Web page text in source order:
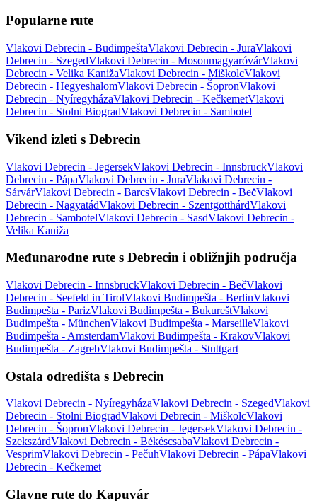
Popularne rute
Vlakovi Debrecin - BudimpeštaVlakovi Debrecin - JuraVlakovi
Debrecin - SzegedVlakovi Debrecin - MosonmagyaróvárVlakovi
Debrecin - Velika KanižaVlakovi Debrecin - MiškolcVlakovi
Debrecin - HegyeshalomVlakovi Debrecin - ŠopronVlakovi
Debrecin - NyíregyházaVlakovi Debrecin - KečkemetVlakovi
Debrecin - Stolni BiogradVlakovi Debrecin - Sambotel
Vikend izleti s Debrecin
Vlakovi Debrecin - JegersekVlakovi Debrecin - InnsbruckVlakovi
Debrecin - PápaVlakovi Debrecin - JuraVlakovi Debrecin -
SárvárVlakovi Debrecin - BarcsVlakovi Debrecin - BečVlakovi
Debrecin - NagyatádVlakovi Debrecin - SzentgotthárdVlakovi
Debrecin - SambotelVlakovi Debrecin - SasdVlakovi Debrecin -
Velika Kaniža
Međunarodne rute s Debrecin i obližnjih područja
Vlakovi Debrecin - InnsbruckVlakovi Debrecin - BečVlakovi
Debrecin - Seefeld in TirolVlakovi Budimpešta - BerlinVlakovi
Budimpešta - ParizVlakovi Budimpešta - BukureštVlakovi
Budimpešta - MünchenVlakovi Budimpešta - MarseilleVlakovi
Budimpešta - AmsterdamVlakovi Budimpešta - KrakovVlakovi
Budimpešta - ZagrebVlakovi Budimpešta - Stuttgart
Ostala odredišta s Debrecin
Vlakovi Debrecin - NyíregyházaVlakovi Debrecin - SzegedVlakovi
Debrecin - Stolni BiogradVlakovi Debrecin - MiškolcVlakovi
Debrecin - ŠopronVlakovi Debrecin - JegersekVlakovi Debrecin -
SzekszárdVlakovi Debrecin - BékéscsabaVlakovi Debrecin -
VesprimVlakovi Debrecin - PečuhVlakovi Debrecin - PápaVlakovi
Debrecin - Kečkemet
Glavne rute do Kapuvár